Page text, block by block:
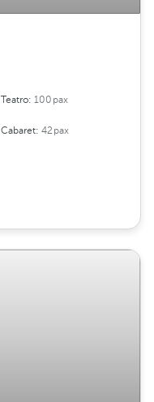
Teatro:100pax
Cabaret:42pax